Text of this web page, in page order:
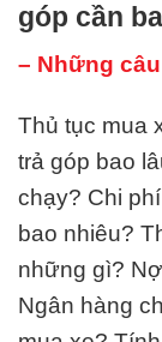
góp cần
– Những
Thủ tục mua
trả góp bao
chạy? Chi
bao nhiêu?
những gì?
Ngân hàng